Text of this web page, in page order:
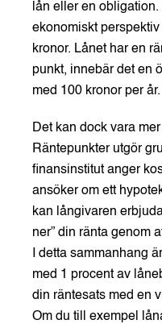
lån eller en obligation.
ekonomiskt
kronor. Lånet har en
punkt, innebär det en
med 100 kronor per år.
Det kan dock vara
Räntepunkter utgör
finansinstitut anger
ansöker om ett
kan långivaren
ner” din ränta genom
I detta sammanhang
med 1 procent av
din räntesats med en
Om du till exempel